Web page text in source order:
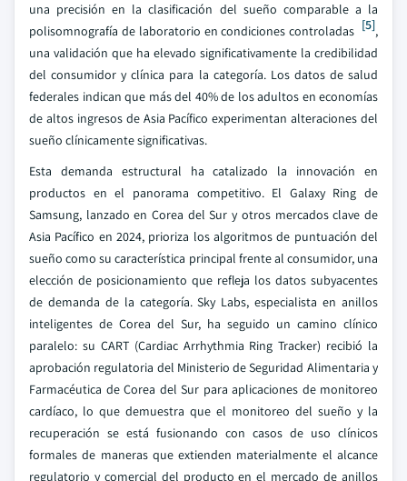
una precisión en la clasificación del sueño comparable a la
polisomnografía de laboratorio en condiciones controladas [5],
una validación que ha elevado significativamente la credibilidad
del consumidor y clínica para la categoría. Los datos de salud
federales indican que más del 40% de los adultos en economías
de altos ingresos de Asia Pacífico experimentan alteraciones del
sueño clínicamente significativas.
Esta demanda estructural ha catalizado la innovación en
productos en el panorama competitivo. El Galaxy Ring de
Samsung, lanzado en Corea del Sur y otros mercados clave de
Asia Pacífico en 2024, prioriza los algoritmos de puntuación del
sueño como su característica principal frente al consumidor, una
elección de posicionamiento que refleja los datos subyacentes
de demanda de la categoría. Sky Labs, especialista en anillos
inteligentes de Corea del Sur, ha seguido un camino clínico
paralelo: su CART (Cardiac Arrhythmia Ring Tracker) recibió la
aprobación regulatoria del Ministerio de Seguridad Alimentaria y
Farmacéutica de Corea del Sur para aplicaciones de monitoreo
cardíaco, lo que demuestra que el monitoreo del sueño y la
recuperación se está fusionando con casos de uso clínicos
formales de maneras que extienden materialmente el alcance
regulatorio y comercial del producto en el mercado de anillos